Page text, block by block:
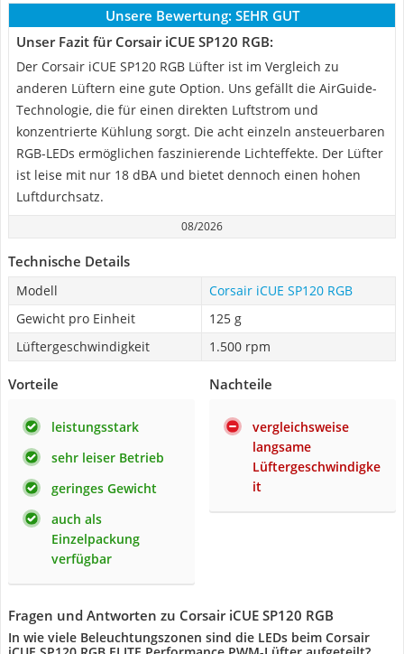
Unsere Bewertung: SEHR GUT
Unser Fazit für Corsair iCUE SP120 RGB:
Der Corsair iCUE SP120 RGB Lüfter ist im Vergleich zu
anderen Lüftern eine gute Option. Uns gefällt die AirGuide-
Technologie, die für einen direkten Luftstrom und
konzentrierte Kühlung sorgt. Die acht einzeln ansteuerbaren
RGB-LEDs ermöglichen faszinierende Lichteffekte. Der Lüfter
ist leise mit nur 18 dBA und bietet dennoch einen hohen
Luftdurchsatz.
08/2026
Technische Details
Modell
Corsair iCUE SP120 RGB
Gewicht pro Einheit
125 g
Lüftergeschwindigkeit
1.500 rpm
Vorteile
leistungsstark
sehr leiser Betrieb
geringes Gewicht
auch als
Einzelpackung
verfügbar
Nachteile
vergleichsweise
langsame
Lüftergeschwindigke
it
Fragen und Antworten zu Corsair iCUE SP120 RGB
In wie viele Beleuchtungszonen sind die LEDs beim Corsair